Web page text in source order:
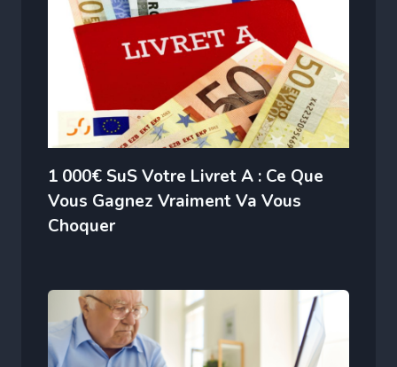
1 000€ SuS Votre Livret A : Ce Que
Vous Gagnez Vraiment Va Vous
Choquer